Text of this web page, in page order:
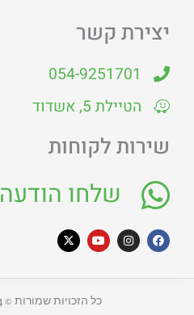
יצירת קשר
054-9251701
הטיילת 5, אשדוד
שירות לקוחות
שלחו הודעה
F
a
c
b
I
n
s
a
Y
o
u
u
e
X
-
t
i
t
כל הזכויות שמורות © 2024 – RawToGo